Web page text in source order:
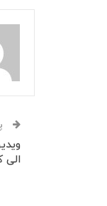
الی